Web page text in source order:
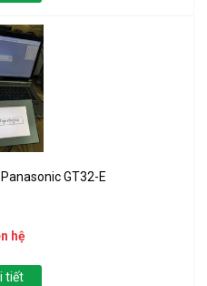
GT32-E
hệ
tiết